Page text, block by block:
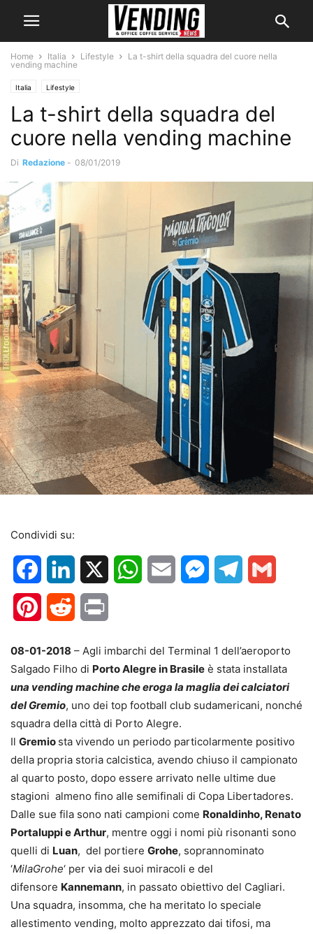
Home Italia Lifestyle
La t-shirt della squadra del cuore nella
vending machine
Italia Lifestyle
La t-shirt della squadra del
cuore nella vending machine
Di Redazione - 08/01/2019
Condividi su:
FacebookLinkedIn WhatsApp
Email MessengerTelegram
PinterestReddit
08-01-2018 – Agli imbarchi del Terminal 1 dell’aeroporto
Salgado Filho di Porto Alegre in Brasile è stata installata
una vending machine che eroga la maglia dei calciatori
del Gremio, uno dei top football club sudamericani, nonché
squadra della città di Porto Alegre.
Il Gremio sta vivendo un periodo particolarmente positivo
della propria storia calcistica, avendo chiuso il campionato
al quarto posto, dopo essere arrivato nelle ultime due
stagioni almeno fino alle semifinali di Copa Libertadores.
Dalle sue fila sono nati campioni come Ronaldinho, Renato
Portaluppi e Arthur, mentre oggi i nomi più risonanti sono
quelli di Luan, del portiere Grohe, soprannominato
‘MilaGrohe‘ per via dei suoi miracoli e del
difensore Kannemann, in passato obiettivo del Cagliari.
Una squadra, insomma, che ha meritato lo speciale
allestimento vending, molto apprezzato dai tifosi, ma